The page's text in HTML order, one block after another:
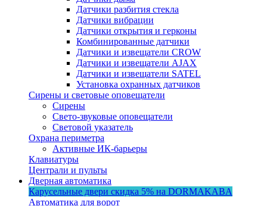
Датчики разбития стекла
Датчики вибрации
Датчики открытия и герконы
Комбинированные датчики
Датчики и извещатели CROW
Датчики и извещатели AJAX
Датчики и извещатели SATEL
Установка охранных датчиков
Сирены и световые оповещатели
Сирены
Свето-звуковые оповещатели
Световой указатель
Охрана периметра
Активные ИК-барьеры
Клавиатуры
Централи и пульты
Дверная автоматика
Карусельные двери скидка 5% на DORMAKABA
Автоматика для ворот